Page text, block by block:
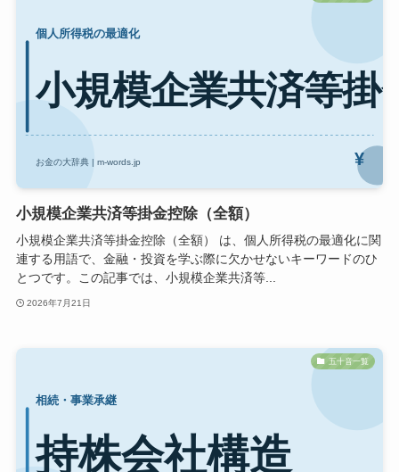
小規模企業共済等掛金控除（全額）
小規模企業共済等掛金控除（全額） は、個人所得税の最適化に関
連する用語で、金融・投資を学ぶ際に欠かせないキーワードのひ
とつです。この記事では、小規模企業共済等...
2026年7月21日
五十音一覧